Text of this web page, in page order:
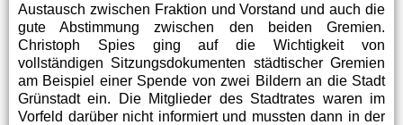
Austausch zwischen Fraktion und Vorstand und auch die
gute Abstimmung zwischen den beiden Gremien.
Christoph Spies ging auf die Wichtigkeit von
vollständigen Sitzungsdokumenten städtischer Gremien
am Beispiel einer Spende von zwei Bildern an die Stadt
Grünstadt ein. Die Mitglieder des Stadtrates waren im
Vorfeld darüber nicht informiert und mussten dann in der